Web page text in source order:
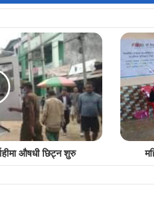
औषधी छिट्न शुरु